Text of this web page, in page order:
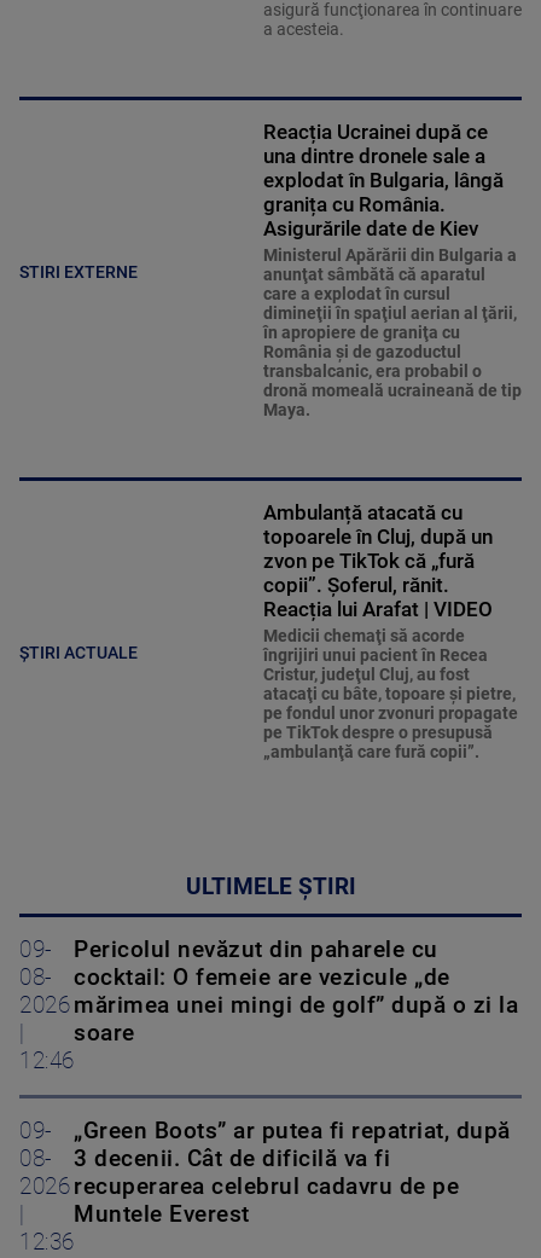
asigură funcţionarea în continuare
a acesteia.
STIRI EXTERNE
Reacția Ucrainei după ce
una dintre dronele sale a
explodat în Bulgaria, lângă
granița cu România.
Asigurările date de Kiev
Ministerul Apărării din Bulgaria a
anunţat sâmbătă că aparatul
care a explodat în cursul
dimineţii în spaţiul aerian al ţării,
în apropiere de graniţa cu
România şi de gazoductul
transbalcanic, era probabil o
dronă momeală ucraineană de tip
Maya.
ȘTIRI ACTUALE
Ambulanță atacată cu
topoarele în Cluj, după un
zvon pe TikTok că „fură
copii”. Șoferul, rănit.
Reacția lui Arafat | VIDEO
Medicii chemaţi să acorde
îngrijiri unui pacient în Recea
Cristur, judeţul Cluj, au fost
atacaţi cu bâte, topoare şi pietre,
pe fondul unor zvonuri propagate
pe TikTok despre o presupusă
„ambulanţă care fură copii”.
ULTIMELE ȘTIRI
09-
08-
2026
12:46
Pericolul nevăzut din paharele cu
cocktail: O femeie are vezicule „de
mărimea unei mingi de golf” după o zi la
soare
09-
08-
2026
12:36
„Green Boots” ar putea fi repatriat, după
3 decenii. Cât de dificilă va fi
recuperarea celebrul cadavru de pe
Muntele Everest